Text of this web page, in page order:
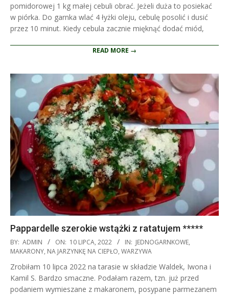
pomidorowej 1 kg małej cebuli obrać. Jeżeli duża to posiekać
w piórka. Do garnka wlać 4 łyżki oleju, cebulę posolić i dusić
przez 10 minut. Kiedy cebula zacznie mięknąć dodać miód,
READ MORE →
Pappardelle szerokie wstążki z ratatujem *****
2022-
07-
10
BY: ADMIN ON: 10 LIPCA, 2022 IN: JEDNOGARNKOWE,
MAKARONY, NA JARZYNKĘ NA CIEPŁO, WARZYWA
Zrobiłam 10 lipca 2022 na tarasie w składzie Waldek, Iwona i
Kamil S. Bardzo smaczne. Podałam razem, tzn. już przed
podaniem wymieszane z makaronem, posypane parmezanem